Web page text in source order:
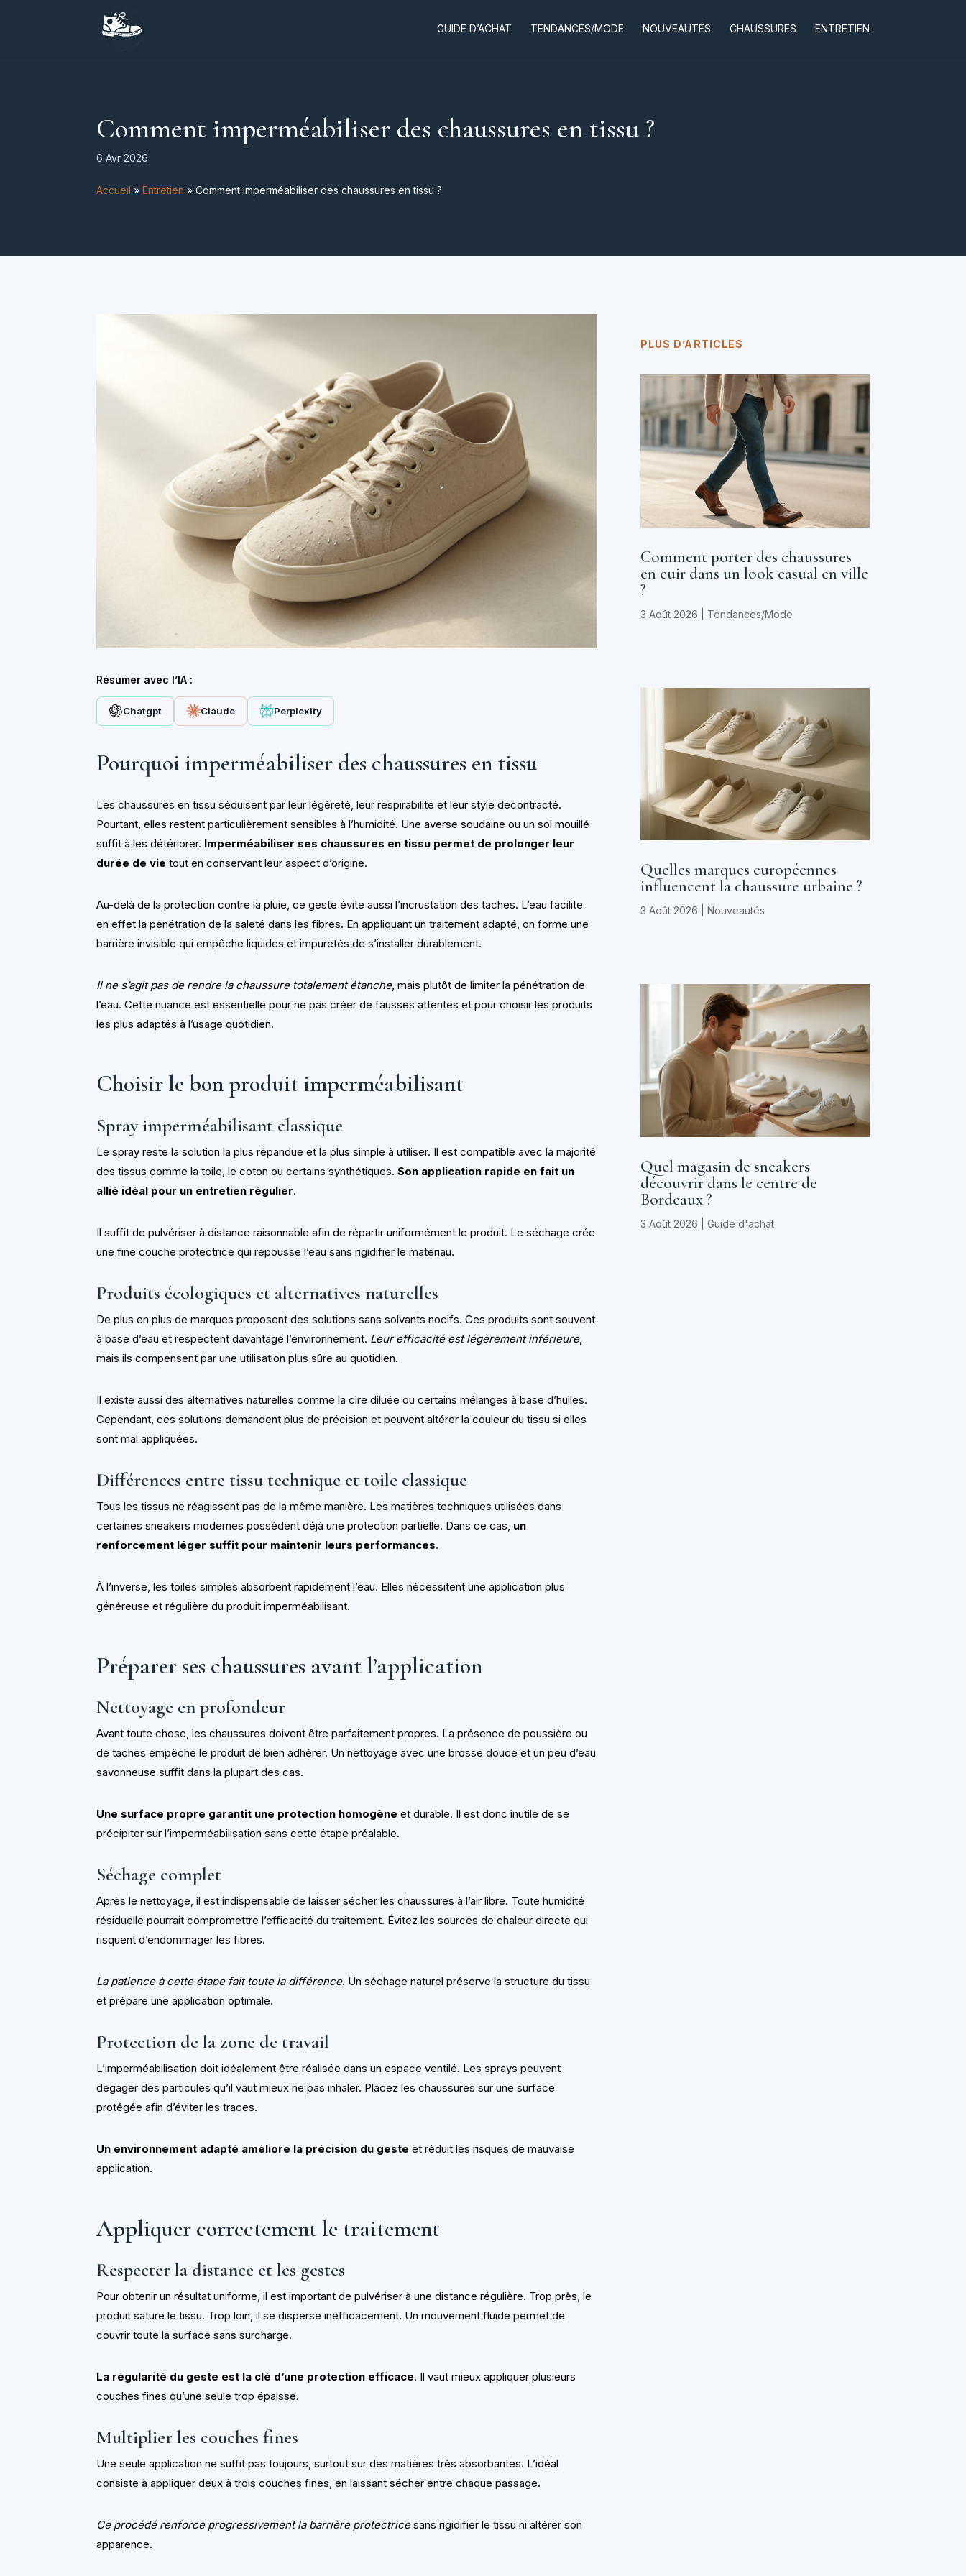
GUIDE D’ACHAT TENDANCES/MODE NOUVEAUTÉS CHAUSSURES ENTRETIEN
Comment imperméabiliser des chaussures en tissu ?
6 Avr 2026
Accueil »Entretien »Comment imperméabiliser des chaussures en tissu ?
Résumer avec l’IA :
Chatgpt Claude Perplexity
Pourquoi imperméabiliser des chaussures en tissu
Les chaussures en tissu séduisent par leur légèreté, leur respirabilité et leur style décontracté.
Pourtant, elles restent particulièrement sensibles à l’humidité. Une averse soudaine ou un sol mouillé
suffit à les détériorer. Imperméabiliser ses chaussures en tissu permet de prolonger leur
durée de vie tout en conservant leur aspect d’origine.
Au-delà de la protection contre la pluie, ce geste évite aussi l’incrustation des taches. L’eau facilite
en effet la pénétration de la saleté dans les fibres. En appliquant un traitement adapté, on forme une
barrière invisible qui empêche liquides et impuretés de s’installer durablement.
Il ne s’agit pas de rendre la chaussure totalement étanche, mais plutôt de limiter la pénétration de
l’eau. Cette nuance est essentielle pour ne pas créer de fausses attentes et pour choisir les produits
les plus adaptés à l’usage quotidien.
Choisir le bon produit imperméabilisant
Spray imperméabilisant classique
Le spray reste la solution la plus répandue et la plus simple à utiliser. Il est compatible avec la majorité
des tissus comme la toile, le coton ou certains synthétiques.Son application rapide en fait un
allié idéal pour un entretien régulier.
Il suffit de pulvériser à distance raisonnable afin de répartir uniformément le produit. Le séchage crée
une fine couche protectrice qui repousse l’eau sans rigidifier le matériau.
Produits écologiques et alternatives naturelles
De plus en plus de marques proposent des solutions sans solvants nocifs. Ces produits sont souvent
à base d’eau et respectent davantage l’environnement. Leur efficacité est légèrement inférieure,
mais ils compensent par une utilisation plus sûre au quotidien.
Il existe aussi des alternatives naturelles comme la cire diluée ou certains mélanges à base d’huiles.
Cependant, ces solutions demandent plus de précision et peuvent altérer la couleur du tissu si elles
sont mal appliquées.
Différences entre tissu technique et toile classique
Tous les tissus ne réagissent pas de la même manière. Les matières techniques utilisées dans
certaines sneakers modernes possèdent déjà une protection partielle. Dans ce cas, un
renforcement léger suffit pour maintenir leurs performances.
À l’inverse, les toiles simples absorbent rapidement l’eau. Elles nécessitent une application plus
généreuse et régulière du produit imperméabilisant.
Préparer ses chaussures avant l’application
Nettoyage en profondeur
Avant toute chose, les chaussures doivent être parfaitement propres. La présence de poussière ou
de taches empêche le produit de bien adhérer. Un nettoyage avec une brosse douce et un peu d’eau
savonneuse suffit dans la plupart des cas.
Une surface propre garantit une protection homogène et durable. Il est donc inutile de se
précipiter sur l’imperméabilisation sans cette étape préalable.
Séchage complet
Après le nettoyage, il est indispensable de laisser sécher les chaussures à l’air libre. Toute humidité
résiduelle pourrait compromettre l’efficacité du traitement. Évitez les sources de chaleur directe qui
risquent d’endommager les fibres.
La patience à cette étape fait toute la différence. Un séchage naturel préserve la structure du tissu
et prépare une application optimale.
Protection de la zone de travail
L’imperméabilisation doit idéalement être réalisée dans un espace ventilé. Les sprays peuvent
dégager des particules qu’il vaut mieux ne pas inhaler. Placez les chaussures sur une surface
protégée afin d’éviter les traces.
Un environnement adapté améliore la précision du geste et réduit les risques de mauvaise
application.
Appliquer correctement le traitement
Respecter la distance et les gestes
Pour obtenir un résultat uniforme, il est important de pulvériser à une distance régulière. Trop près, le
produit sature le tissu. Trop loin, il se disperse inefficacement. Un mouvement fluide permet de
couvrir toute la surface sans surcharge.
La régularité du geste est la clé d’une protection efficace. Il vaut mieux appliquer plusieurs
couches fines qu’une seule trop épaisse.
Multiplier les couches fines
Une seule application ne suffit pas toujours, surtout sur des matières très absorbantes. L’idéal
consiste à appliquer deux à trois couches fines, en laissant sécher entre chaque passage.
Ce procédé renforce progressivement la barrière protectricesans rigidifier le tissu ni altérer son
apparence.
PLUS D’ARTICLES
Comment porter des chaussures
en cuir dans un look casual en ville
?
3 Août 2026 Tendances/Mode
Quelles marques européennes
influencent la chaussure urbaine ?
3 Août 2026 Nouveautés
Quel magasin de sneakers
découvrir dans le centre de
Bordeaux ?
3 Août 2026 Guide d'achat